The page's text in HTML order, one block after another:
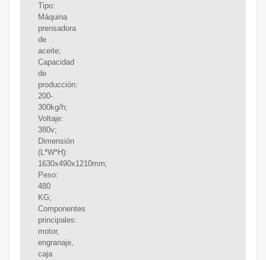
Tipo:
Máquina
prensadora
de
aceite;
Capacidad
de
producción:
200-
300kg/h;
Voltaje:
380v;
Dimensión
(L*W*H):
1630x490x1210mm;
Peso:
480
KG;
Componentes
principales:
motor,
engranaje,
caja